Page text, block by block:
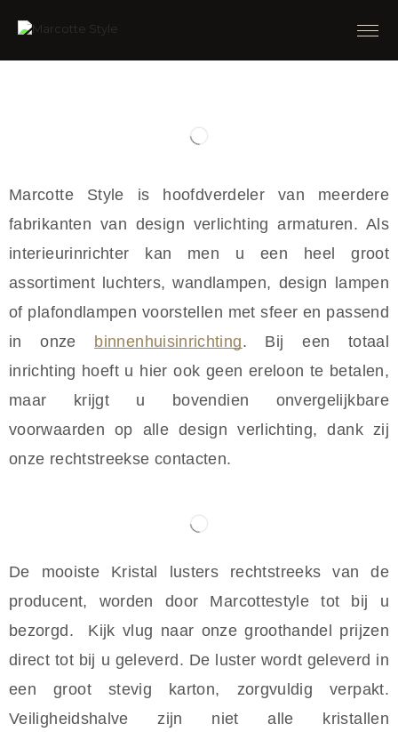
Marcotte Style is hoofdverdeler van meerdere
fabrikanten van design verlichting armaturen. Als
interieurinrichter kan men u een heel groot
assortiment luchters, wandlampen, design lampen
of plafondlampen voorstellen met sfeer en passend
in onze binnenhuisinrichting. Bij een totaal
inrichting hoeft u hier ook geen ereloon te betalen,
maar krijgt u bovendien onvergelijkbare
voorwaarden op alle design verlichting, dank zij
onze rechtstreekse contacten.
De mooiste Kristal lusters rechtstreeks van de
producent, worden door Marcottestyle tot bij u
bezorgd. Kijk vlug naar onze groothandel prijzen
direct tot bij u geleverd. De luster wordt geleverd in
een groot stevig karton, zorgvuldig verpakt.
Veiligheidshalve zijn niet alle kristallen